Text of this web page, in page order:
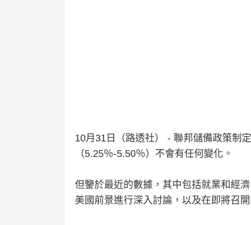
10月31日（路透社） - 聯邦儲備政策制
（5.25％-5.50％）不會有任何變化。
但鑒於最近的數據，其中包括就業和經
美國前景進行深入討論，以及在即將召